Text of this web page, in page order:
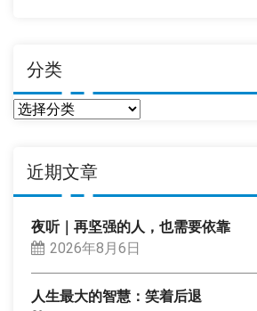
分类
分
近期文章
夜听｜再坚强的人，也需要依靠
2026年8月6日
人生最大的智慧：笑着后退